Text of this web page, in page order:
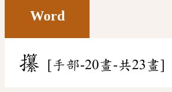
Word
攥 [手部-20畫-共23畫]